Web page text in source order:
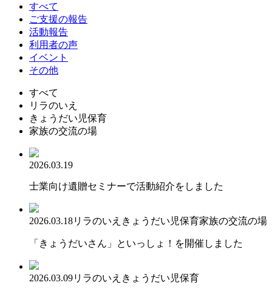
すべて
ご支援の報告
活動報告
利用者の声
イベント
その他
すべて
リラのいえ
きょうだい児保育
家族の交流の場
2026.03.19
士業向け遺贈セミナーで活動紹介をしました
2026.03.18リラのいえ きょうだい児保育家族の交流の場
「きょうだいさん」といっしょ！を開催しました
2026.03.09リラのいえ きょうだい児保育